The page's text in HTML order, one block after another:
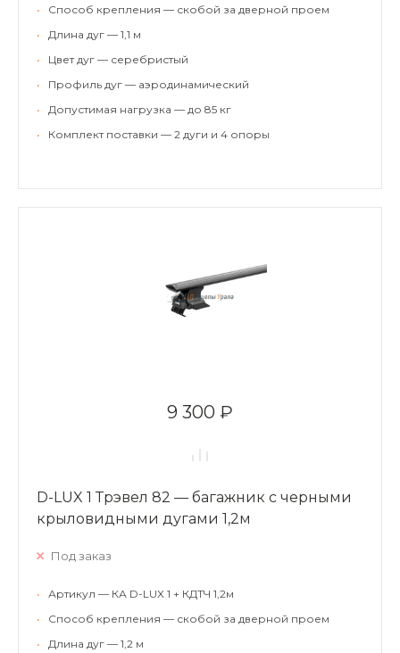
•
Способ крепления — скобой за дверной проем
•
Длина дуг — 1,1 м
•
Цвет дуг — серебристый
•
Профиль дуг — аэродинамический
•
Допустимая нагрузка — до 85 кг
•
Комплект поставки — 2 дуги и 4 опоры
9 300 ₽
D-LUX 1 Трэвел 82 — багажник с черными
крыловидными дугами 1,2м
Под заказ
•
Артикул — КА D-LUX 1 + КДТЧ 1,2м
•
Способ крепления — скобой за дверной проем
•
Длина дуг — 1,2 м